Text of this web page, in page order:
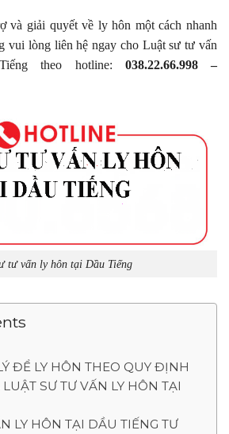
và giải quyết về ly hôn một cách nhanh
vui lòng liên hệ ngay cho Luật sư tư vấn
theo hotline: 038.22.66.998 –
tư vấn ly hôn tại Dầu Tiếng
ĐỂ LY HÔN THEO QUY ĐỊNH
SƯ TƯ VẤN LY HÔN TẠI
LY HÔN TẠI DẦU TIẾNG TƯ